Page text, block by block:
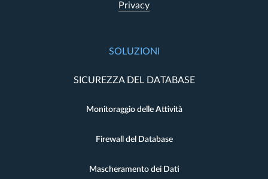
Privacy
SOLUZIONI
SICUREZZA DEL DATABASE
Monitoraggio delle Attività
Firewall del Database
Mascheramento dei Dati